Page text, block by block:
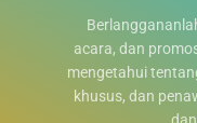
acara, dan
mengetahui
khusus, dan